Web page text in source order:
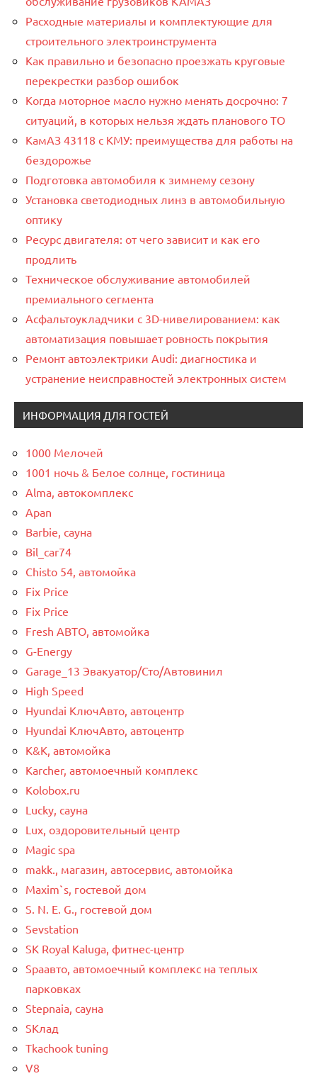
Расходные материалы и комплектующие для
строительного электроинструмента
Как правильно и безопасно проезжать круговые
перекрестки разбор ошибок
Когда моторное масло нужно менять досрочно: 7
ситуаций, в которых нельзя ждать планового ТО
КамАЗ 43118 с КМУ: преимущества для работы на
бездорожье
Подготовка автомобиля к зимнему сезону
Установка светодиодных линз в автомобильную
оптику
Ресурс двигателя: от чего зависит и как его
продлить
Техническое обслуживание автомобилей
премиального сегмента
Асфальтоукладчики с 3D-нивелированием: как
автоматизация повышает ровность покрытия
Ремонт автоэлектрики Audi: диагностика и
устранение неисправностей электронных систем
ИНФОРМАЦИЯ ДЛЯ ГОСТЕЙ
1000 Мелочей
1001 ночь & Белое солнце, гостиница
Alma, автокомплекс
Apan
Barbie, сауна
Bil_car74
Chisto 54, автомойка
Fix Price
Fix Price
Fresh АВТО, автомойка
G-Energy
Garage_13 Эвакуатор/Сто/Автовинил
High Speed
Hyundai КлючАвто, автоцентр
Hyundai КлючАвто, автоцентр
K&K, автомойка
Karcher, автомоечный комплекс
Kolobox.ru
Lucky, сауна
Lux, оздоровительный центр
Magic spa
makk., магазин, автосервис, автомойка
Maxim`s, гостевой дом
S. N. E. G., гостевой дом
Sevstation
SK Royal Kaluga, фитнес-центр
Spaавто, автомоечный комплекс на теплых
парковках
Stepnaia, сауна
SКлад
Tkachook tuning
V8